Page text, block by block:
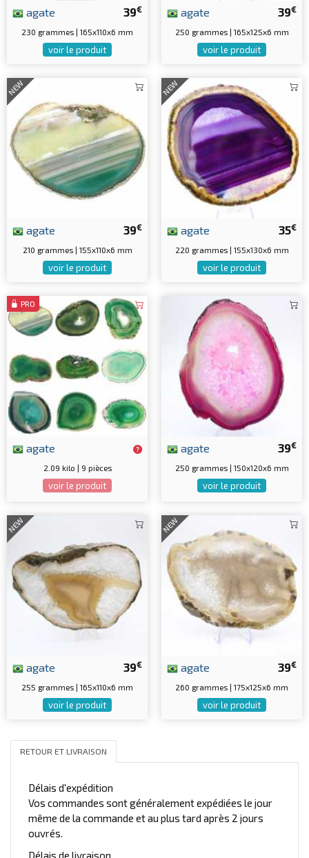
39€
agate
230 grammes | 165x110x6 mm
voir le produit
39€
agate
250 grammes | 165x125x6 mm
voir le produit
NEW
39€
agate
210 grammes | 155x110x6 mm
voir le produit
NEW
35€
agate
220 grammes | 155x130x6 mm
voir le produit
PRO
agate
2.09 kilo | 9 pièces
voir le produit
39€
agate
250 grammes | 150x120x6 mm
voir le produit
NEW
39€
agate
255 grammes | 165x110x6 mm
voir le produit
NEW
39€
agate
260 grammes | 175x125x6 mm
voir le produit
RETOUR ET LIVRAISON
Délais d'expédition
Vos commandes sont généralement expédiées le jour
même de la commande et au plus tard après 2 jours
ouvrés.
Délais de livraison